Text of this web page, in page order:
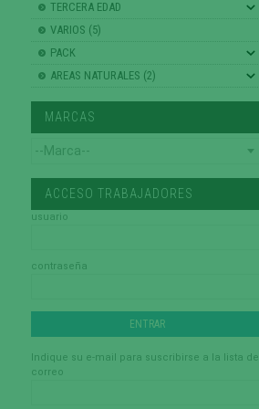
TERCERA EDAD
VARIOS (5)
PACK
AREAS NATURALES (2)
MARCAS
ACCESO TRABAJADORES
usuario
contraseña
Indique su e-mail para suscribirse a la lista de
correo